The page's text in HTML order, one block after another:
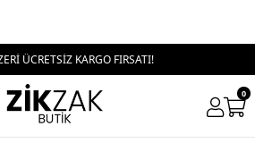
ÜCRETSİZ KARGO FIRSATI!
0